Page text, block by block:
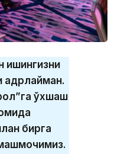
ишингизни
ўхшаш
бирга